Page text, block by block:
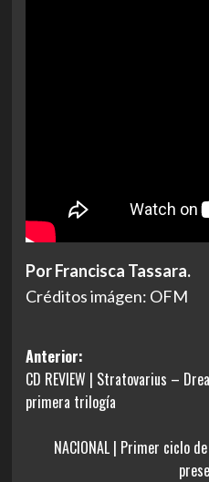
Por Francisca Tassara.
Créditos imágen: OFM
Navegación
de
entradas
Anterior:
CD REVIEW | Stratovarius –
primera trilogía
NACIONAL | Primer ciclo